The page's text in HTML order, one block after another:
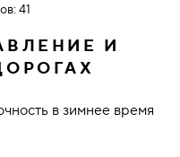
41
И
в зимнее время